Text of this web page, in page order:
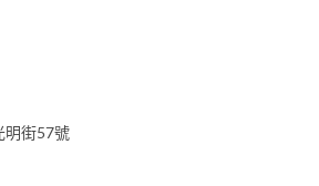
明街57號